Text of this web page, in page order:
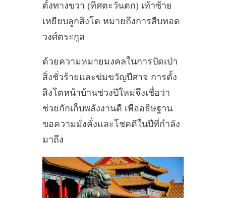
ตั้งทางขวา (ทิศตะวันตก) เท้าซ้าย
เหยียบลูกสิงโต หมายถึงการสืบทอด
วงศ์ตระกูล
ด้วยความหมายมงคลในการปัดเป่า
สิ่งชั่วร้ายและข่มขวัญปีศาจ การตั้ง
สิงโตหน้าบ้านช่วงปีใหม่จึงเชื่อว่า
ช่วยกักเก็บพลังงานดี เพื่ออธิษฐาน
ขอความมั่งคั่งและโชคดีในปีที่กำลัง
มาถึง